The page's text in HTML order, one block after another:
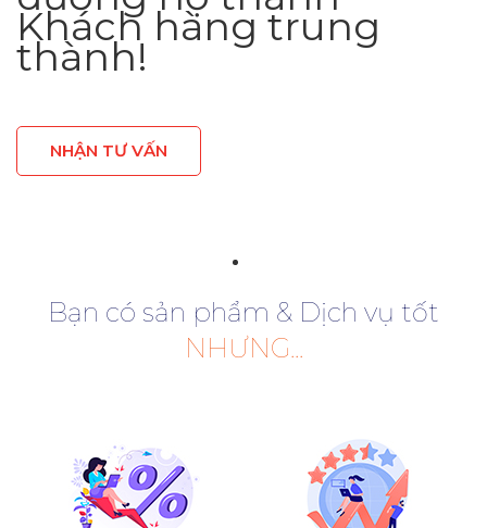
Khách hàng trung
thành!
NHẬN TƯ VẤN
Bạn có sản phẩm & Dịch vụ tốt
NHƯNG...